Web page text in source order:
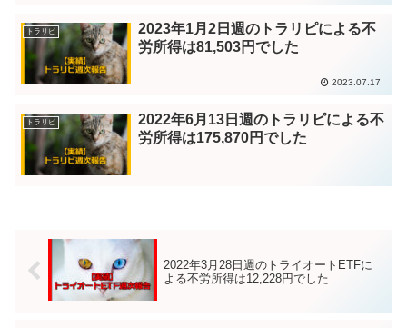
トラリピ
2023年1月2日週のトラリピによる不
労所得は81,503円でした
2023.07.17
トラリピ
2022年6月13日週のトラリピによる不
労所得は175,870円でした
2022年3月28日週のトライオートETFに
よる不労所得は12,228円でした